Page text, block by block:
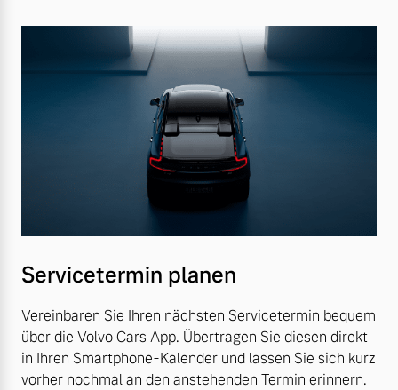
Servicetermin planen
Vereinbaren Sie Ihren nächsten Servicetermin bequem
über die Volvo Cars App. Übertragen Sie diesen direkt
in Ihren Smartphone-Kalender und lassen Sie sich kurz
vorher nochmal an den anstehenden Termin erinnern.